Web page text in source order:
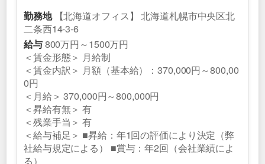
勤務地【北海道オフィス】 北海道札幌市中央区北
二条西14-3-6
給与800万円～1500万円
＜賃金形態＞ 月給制
＜賃金内訳＞ 月額（基本給）：370,000円～800,00
0円
＜月給＞ 370,000円～800,000円
＜昇給有無＞ 有
＜残業手当＞ 有
＜給与補足＞ ■昇給：年1回の評価により決定（弊
社給与規定による） ■賞与：年2回（会社業績によ
る）